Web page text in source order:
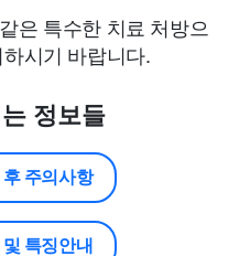
은 특수한 치료 처방으
시기 바랍니다.
정보들
주의사항
특징안내